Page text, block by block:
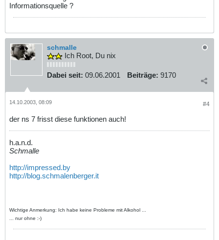
Informationsquelle ?
schmalle
Ich Root, Du nix
Dabei seit: 09.06.2001 Beiträge: 9170
#4
14.10.2003, 08:09
der ns 7 frisst diese funktionen auch!
h.a.n.d.
Schmalle
http://impressed.by
http://blog.schmalenberger.it
Wichtige Anmerkung: Ich habe keine Probleme mit Alkohol ...
... nur ohne :-)